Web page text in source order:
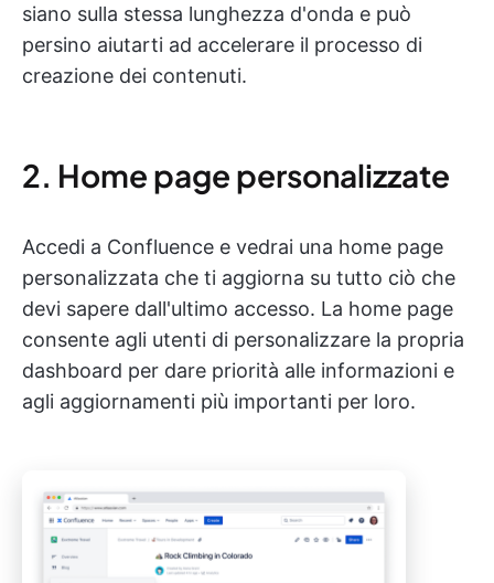
siano sulla stessa lunghezza d'onda e può
persino aiutarti ad accelerare il processo di
creazione dei contenuti.
2. Home page personalizzate
Accedi a Confluence e vedrai una home page
personalizzata che ti aggiorna su tutto ciò che
devi sapere dall'ultimo accesso. La home page
consente agli utenti di personalizzare la propria
dashboard per dare priorità alle informazioni e
agli aggiornamenti più importanti per loro.